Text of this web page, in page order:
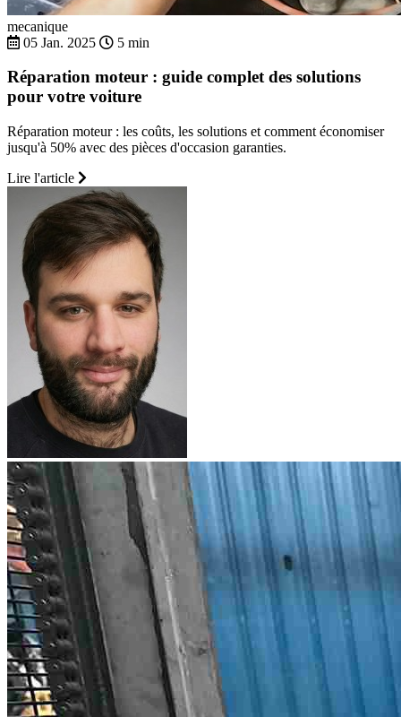
mecanique
05 Jan. 2025
5 min
Réparation moteur : guide complet des solutions
pour votre voiture
Réparation moteur : les coûts, les solutions et comment économiser
jusqu'à 50% avec des pièces d'occasion garanties.
Lire l'article